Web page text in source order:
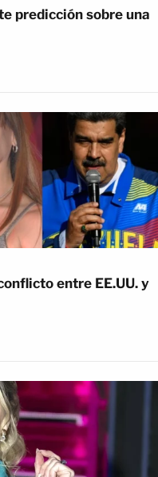
predicción sobre una
entre EE.UU. y